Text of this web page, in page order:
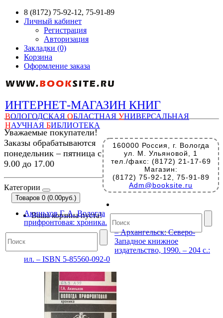
8 (8172) 75-92-12, 75-91-89
Личный кабинет
Регистрация
Авторизация
Закладки (0)
Корзина
Оформление заказа
ИНТЕРНЕТ-МАГАЗИН КНИГ
ВОЛОГОДСКАЯ ОБЛАСТНАЯ УНИВЕРСАЛЬНАЯ
НАУЧНАЯ БИБЛИОТЕКА
160000 Россия, г. Вологда
ул. М. Ульяновой, 1
тел./факс: (8172) 21-17-69
Магазин:
(8172) 75-92-12, 75-91-89
Adm@booksite.ru
Уважаемые покупатели!
Заказы обрабатываются
понедельник – пятница с
9.00 до 17.00
Категории
Товаров 0 (0.00руб.)
Ваша корзина пуста!
Акиньхов Г. А. Вологда
прифронтовая: хроника.
– Архангельск: Северо-
Западное книжное
издательство, 1990. – 204 с.:
ил. – ISBN 5-85560-092-0